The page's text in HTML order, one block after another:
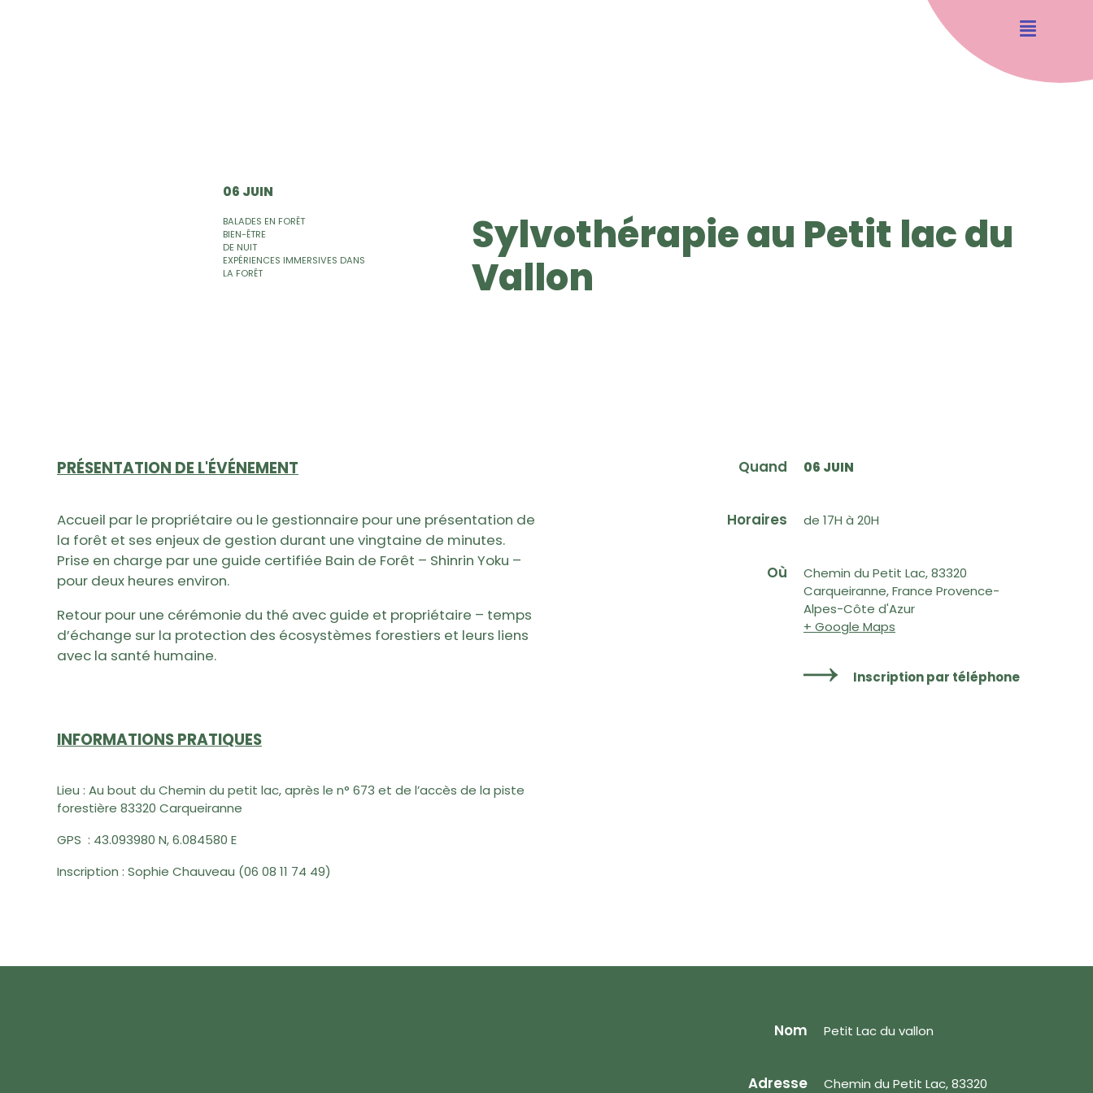
06 JUIN
BALADES EN FORÊT
BIEN-ÊTRE
DE NUIT
EXPÉRIENCES IMMERSIVES DANS
LA FORÊT
Sylvothérapie au Petit lac du
Vallon
PRÉSENTATION DE L'ÉVÉNEMENT
Accueil par le propriétaire ou le gestionnaire pour une présentation de
la forêt et ses enjeux de gestion durant une vingtaine de minutes.
Prise en charge par une guide certifiée Bain de Forêt – Shinrin Yoku –
pour deux heures environ.
Retour pour une cérémonie du thé avec guide et propriétaire – temps
d’échange sur la protection des écosystèmes forestiers et leurs liens
avec la santé humaine.
INFORMATIONS PRATIQUES
Lieu : Au bout du Chemin du petit lac, après le n° 673 et de l’accès de la piste
forestière 83320 Carqueiranne
GPS : 43.093980 N, 6.084580 E
Inscription : Sophie Chauveau (06 08 11 74 49)
Quand 06 JUIN
Horaires de 17H à 20H
Où
Chemin du Petit Lac, 83320
Carqueiranne, France Provence-
Alpes-Côte d'Azur
+ Google Maps
Inscription par téléphone
Nom Petit Lac du vallon
Adresse
Chemin du Petit Lac, 83320